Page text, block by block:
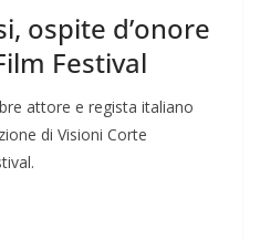
ospite d’onore
Festival
attore e regista italiano
di Visioni Corte